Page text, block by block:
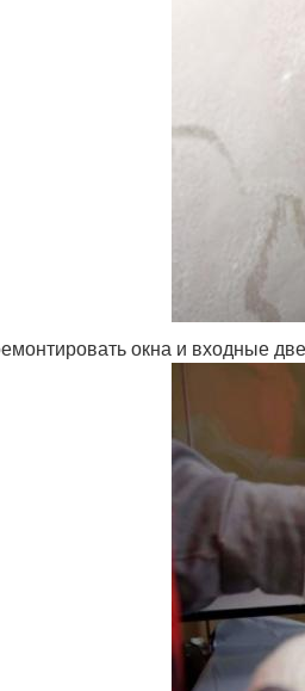
окна и входные